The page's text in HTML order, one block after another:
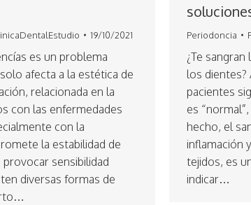
19/10/2021
es un problema
afecta a la estética de
relacionada en la
con las enfermedades
con la
la estabilidad de
sensibilidad
diversas formas de
Periodoncia
¿Te
los dientes?
pacientes
es
hecho, el
inflamación
tejidos, es
indicar…